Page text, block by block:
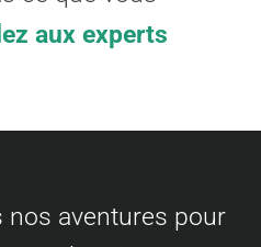
aux experts
nos aventures pour